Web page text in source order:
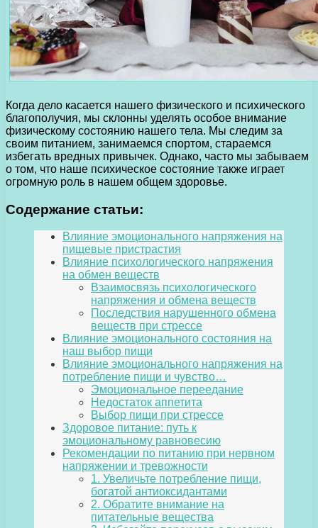
Когда дело касается нашего физического и психического
благополучия, мы склонны уделять особое внимание
физическому состоянию нашего тела. Мы следим за
своим питанием, занимаемся спортом, стараемся
избегать вредных привычек. Однако, часто мы забываем
о том, что наше психическое состояние также играет
огромную роль в нашем общем здоровье.
Содержание статьи:
Влияние эмоционального напряжения на
пищевые пристрастия
Влияние психологического напряжения
на обмен веществ
Взаимосвязь психологического
напряжения и обмена веществ
Последствия нарушенного обмена
веществ при стрессе
Влияние эмоционального состояния на
наш выбор пищи
Влияние эмоционального напряжения на
потребление пищи и чувство…
Эмоциональное переедание
Недостаток аппетита
Выбор пищи при стрессе
Здоровое питание: путь к
эмоциональному равновесию
Рекомендации по питанию при нервном
напряжении и тревожности
1. Увеличьте потребление пищи,
богатой антиоксидантами
2. Обратите внимание на
питательные вещества